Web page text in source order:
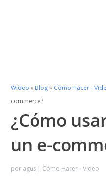
Wideo » Blog» Cómo Hacer -
commerce?
¿Cómo
un e-
por agus | Cómo Hacer - Video